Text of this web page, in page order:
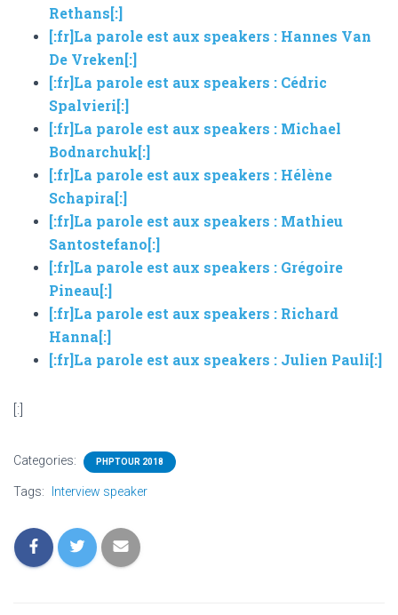
Rethans[:]
[:fr]La parole est aux speakers : Hannes Van
De Vreken[:]
[:fr]La parole est aux speakers : Cédric
Spalvieri[:]
[:fr]La parole est aux speakers : Michael
Bodnarchuk[:]
[:fr]La parole est aux speakers : Hélène
Schapira[:]
[:fr]La parole est aux speakers : Mathieu
Santostefano[:]
[:fr]La parole est aux speakers : Grégoire
Pineau[:]
[:fr]La parole est aux speakers : Richard
Hanna[:]
[:fr]La parole est aux speakers : Julien Pauli[:]
[:]
Categories: PHPTOUR 2018
Tags: Interview speaker